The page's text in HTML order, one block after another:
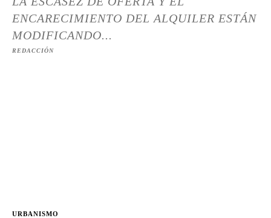
ENCARECIMIENTO DEL ALQUILER ESTÁN
MODIFICANDO...
REDACCIÓN
URBANISMO